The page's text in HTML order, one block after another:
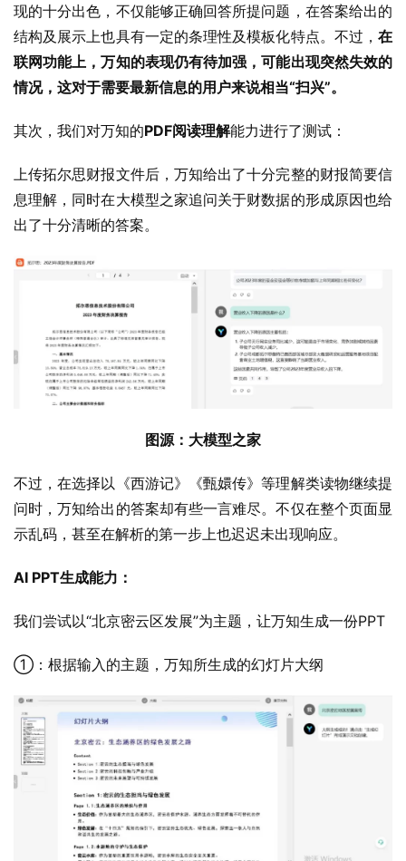
现的十分出色，不仅能够正确回答所提问题，在答案给出的
结构及展示上也具有一定的条理性及模板化特点。不过， 在
联网功能上，万知的表现仍有待加强，可能出现突然失效的
情况，这对于需要最新信息的用户来说相当“扫兴”。
其次，我们对万知的PDF阅读理解能力进行了测试：
上传拓尔思财报文件后，万知给出了十分完整的财报简要信
息理解，同时在大模型之家追问关于财数据的形成原因也给
出了十分清晰的答案。
图源：大模型之家
不过，在选择以《西游记》《甄嬛传》等理解类读物继续提
问时，万知给出的答案却有些一言难尽。不仅在整个页面显
示乱码，甚至在解析的第一步上也迟迟未出现响应。
AI PPT生成能力：
我们尝试以“北京密云区发展”为主题，让万知生成一份PPT
①：根据输入的主题，万知所生成的幻灯片大纲